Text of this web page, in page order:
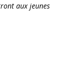
aux jeunes